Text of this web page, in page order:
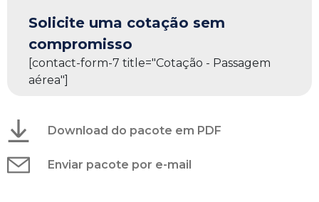
Solicite uma cotação sem
compromisso
[contact-form-7 title="Cotação - Passagem
aérea"]
Download do pacote em PDF
Enviar pacote por e-mail